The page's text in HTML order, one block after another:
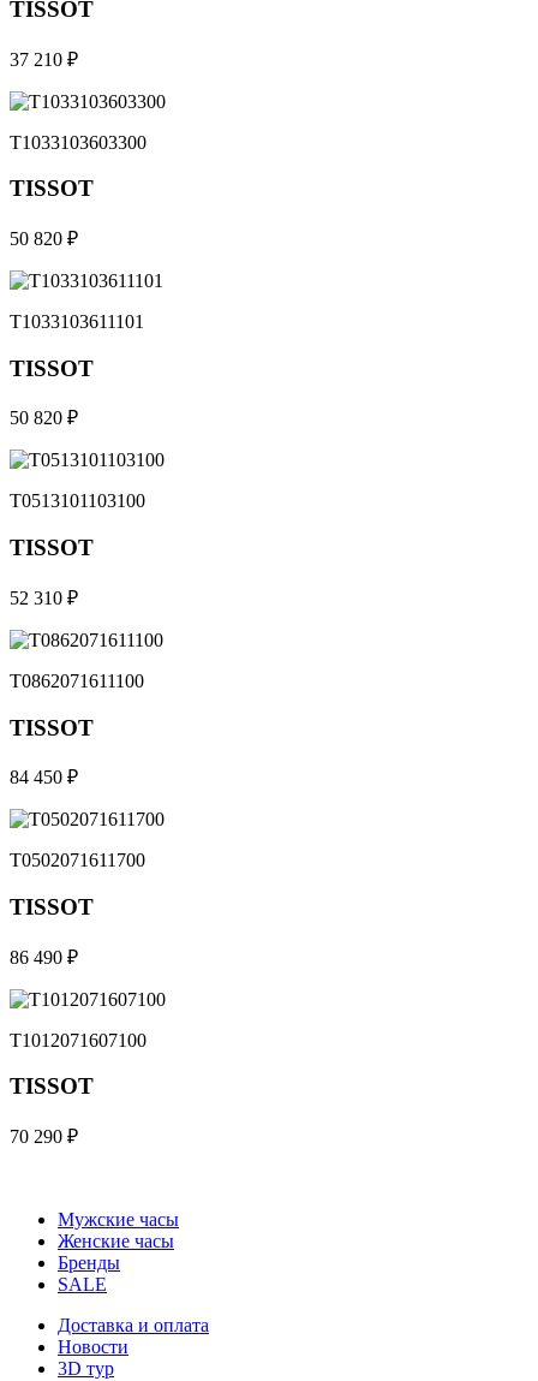
TISSOT
37 210 ₽
T1033103603300
TISSOT
50 820 ₽
T1033103611101
TISSOT
50 820 ₽
T0513101103100
TISSOT
52 310 ₽
T0862071611100
TISSOT
84 450 ₽
T0502071611700
TISSOT
86 490 ₽
T1012071607100
TISSOT
70 290 ₽
Мужские часы
Женские часы
Бренды
SALE
Доставка и оплата
Новости
3D тур